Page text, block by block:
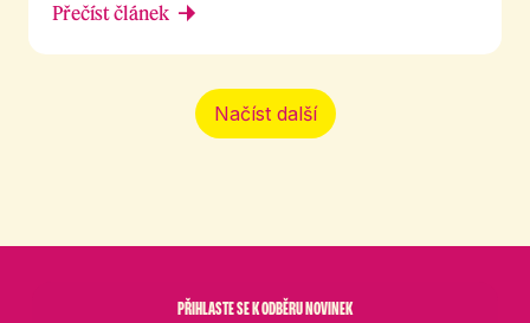
Přečíst článek
Načíst další
PŘIHLASTE SE K ODBĚRU NOVINEK